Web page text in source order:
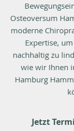
Osteoversum
moderne
Expertise,
nachhaltig zu
wie wir Ihnen
Hamburg
Jetzt